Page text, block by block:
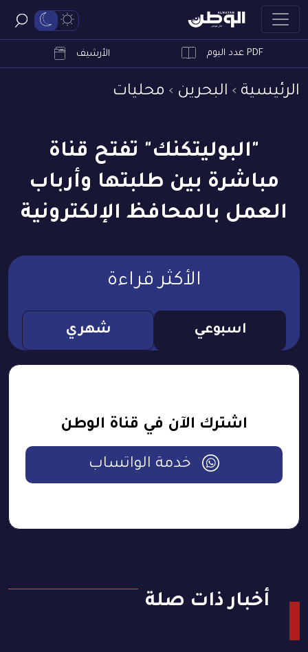
PDF عدد اليوم الأرشيف
الرئيسية البحرين محليات
"البوليتكنك" تفتح قناة
مباشرة بين طلبتها وأرباب
العمل بالمحافظ الإلكترونية
الأكثر قراءة
اسبوعي شهري
اشترك الآن في قناة الوطن
خدمة الواتساب
أخبار ذات صلة